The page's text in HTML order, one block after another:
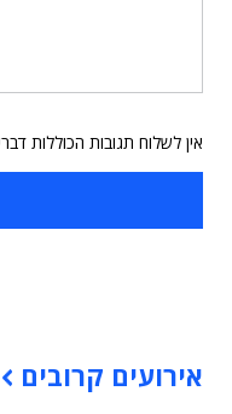
אין לשלוח תגובות הכוללות
אירועים קרובים